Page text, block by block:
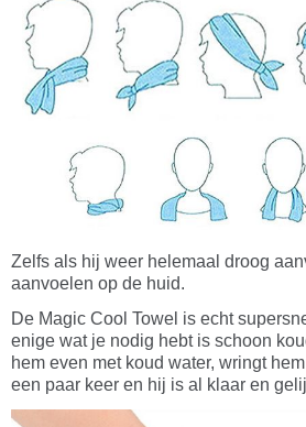
Zelfs als hij weer helemaal droog
aanvoelen op de huid.
De Magic Cool Towel is echt
enige wat je nodig hebt is schoon
hem even met koud water, wringt
een paar keer en hij is al klaar en